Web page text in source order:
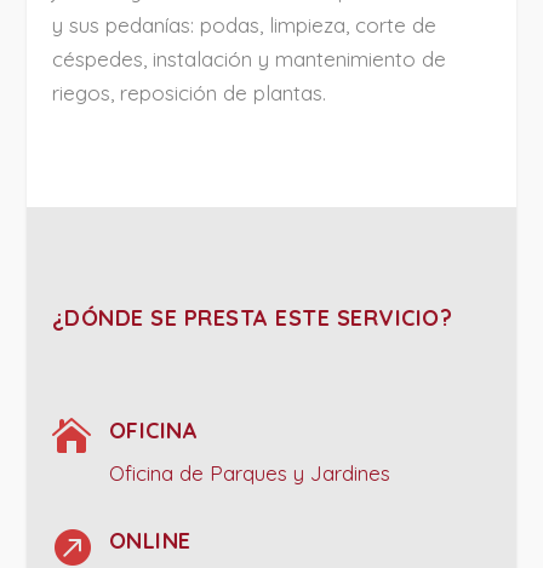
y sus pedanías: podas, limpieza, corte de
céspedes, instalación y mantenimiento de
riegos, reposición de plantas.
¿DÓNDE SE PRESTA ESTE SERVICIO?
 OFICINA
Oficina de Parques y Jardines
 ONLINE